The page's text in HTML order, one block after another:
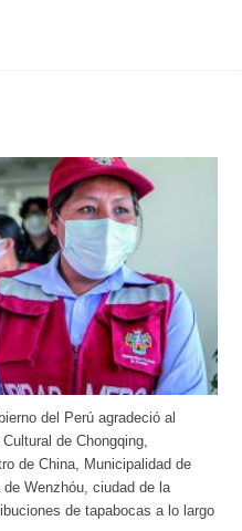
del Perú agradeció al
de Chongqing,
de China, Municipalidad de
Wenzhóu, ciudad de la
de tapabocas a lo largo